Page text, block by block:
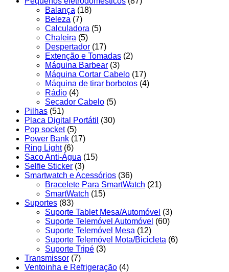
Balança (18)
Beleza (7)
Calculadora (5)
Chaleira (5)
Despertador (17)
Extenção e Tomadas (2)
Máquina Barbear (3)
Máquina Cortar Cabelo (17)
Máquina de tirar borbotos (4)
Rádio (4)
Secador Cabelo (5)
Pilhas (51)
Placa Digital Portátil (30)
Pop socket (5)
Power Bank (17)
Ring Light (6)
Saco Anti-Água (15)
Selfie Sticker (3)
Smartwatch e Acessórios (36)
Bracelete Para SmartWatch (21)
SmartWatch (15)
Suportes (83)
Suporte Tablet Mesa/Automóvel (3)
Suporte Telemóvel Automóvel (60)
Suporte Telemóvel Mesa (12)
Suporte Telemóvel Mota/Bicicleta (6)
Suporte Tripé (3)
Transmissor (7)
Ventoinha e Refrigeração (4)